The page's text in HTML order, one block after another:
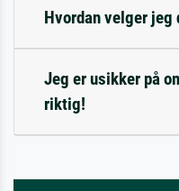
Hvordan velger
Jeg er usikker på
riktig!